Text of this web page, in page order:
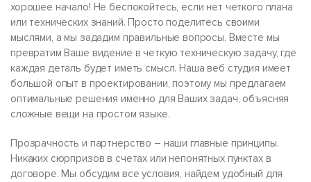
хорошее начало! Не беспокойтесь, если нет четкого плана
или технических знаний. Просто поделитесь своими
мыслями, а мы зададим правильные вопросы. Вместе мы
превратим Ваше видение в четкую техническую задачу, где
каждая деталь будет иметь смысл. Наша веб студия имеет
большой опыт в проектировании, поэтому мы предлагаем
оптимальные решения именно для Ваших задач, объясняя
сложные вещи на простом языке.
Прозрачность и партнерство – наши главные принципы.
Никаких сюрпризов в счетах или непонятных пунктах в
договоре. Мы обсудим все условия, найдем удобный для